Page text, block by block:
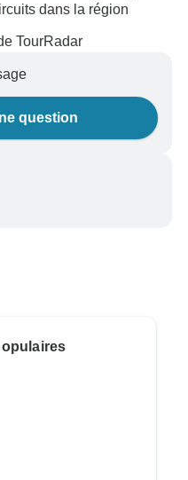
dans la région
TourRadar
question